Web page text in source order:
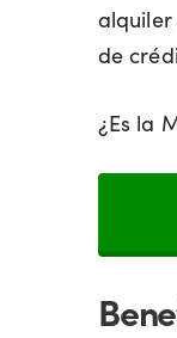
alquiler
de
¿Es la